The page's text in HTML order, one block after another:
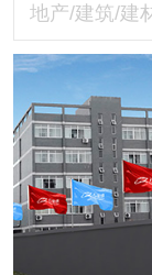
地产/建筑/建